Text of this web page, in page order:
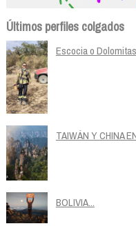
Últimos perfiles colgados
Escocia o
TAIWÁN Y CHINA
BOLIVIA...